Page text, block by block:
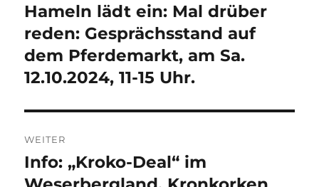
Beitrag:
Hameln lädt ein: Mal drüber
reden: Gesprächsstand auf
dem Pferdemarkt, am Sa.
12.10.2024, 11-15 Uhr.
WEITER
Nächster
Beitrag:
Info: „Kroko-Deal“ im